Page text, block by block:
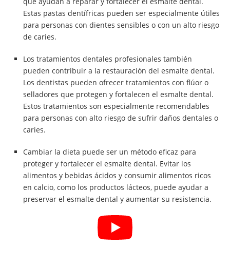
Estas pastas dentífricas pueden ser especialmente útiles
para personas con dientes sensibles o con un alto riesgo
de caries.
Los tratamientos dentales profesionales también
pueden contribuir a la restauración del esmalte dental.
Los dentistas pueden ofrecer tratamientos con flúor o
selladores que protegen y fortalecen el esmalte dental.
Estos tratamientos son especialmente recomendables
para personas con alto riesgo de sufrir daños dentales o
caries.
Cambiar la dieta puede ser un método eficaz para
proteger y fortalecer el esmalte dental. Evitar los
alimentos y bebidas ácidos y consumir alimentos ricos
en calcio, como los productos lácteos, puede ayudar a
preservar el esmalte dental y aumentar su resistencia.